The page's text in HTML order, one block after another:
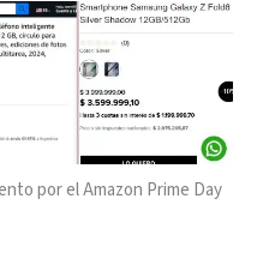
por el Amazon Prime Day